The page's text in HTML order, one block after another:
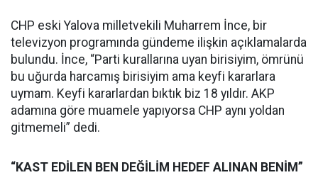
CHP eski Yalova milletvekili Muharrem İnce, bir
televizyon programında gündeme ilişkin açıklamalarda
bulundu. İnce, “Parti kurallarına uyan birisiyim, ömrünü
bu uğurda harcamış birisiyim ama keyfi kararlara
uymam. Keyfi kararlardan bıktık biz 18 yıldır. AKP
adamına göre muamele yapıyorsa CHP aynı yoldan
gitmemeli” dedi.
“KAST EDİLEN BEN DEĞİLİM HEDEF ALINAN BENİM”